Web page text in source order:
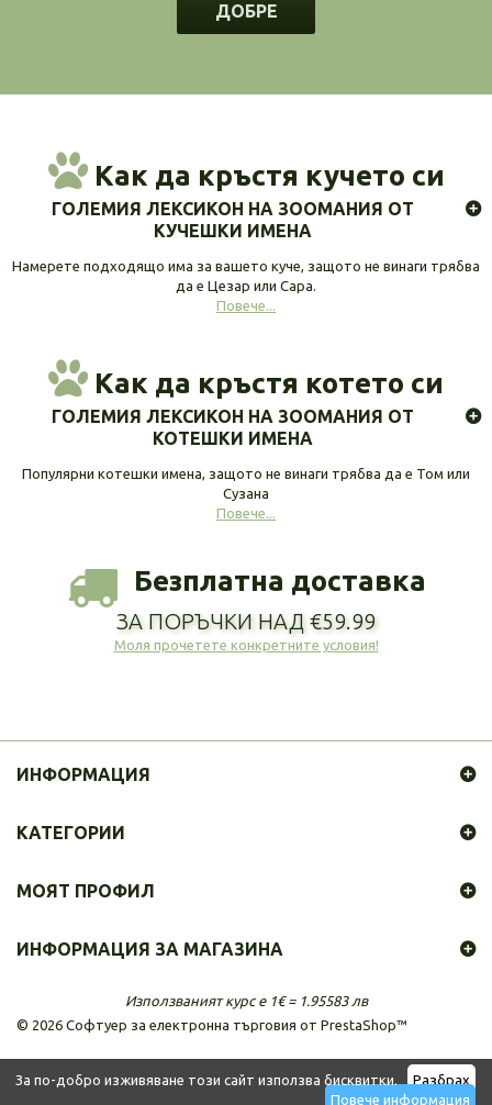
За по-добро изживяване този сайт използва бисквитки.
Разбрах
Повече информация
ДОБРЕ
Как да кръстя кучето си
ГОЛЕМИЯ ЛЕКСИКОН НА ЗООМАНИЯ ОТ
КУЧЕШКИ ИМЕНА
Намерете подходящо има за вашето куче, защото не винаги трябва
да е Цезар или Сара.
Повече...
Как да кръстя котето си
ГОЛЕМИЯ ЛЕКСИКОН НА ЗООМАНИЯ ОТ
КОТЕШКИ ИМЕНА
Популярни котешки имена, защото не винаги трябва да е Том или
Сузана
Повече...
Безплатна доставка
ЗА ПОРЪЧКИ НАД €59.99
Моля прочетете конкретните условия!
ИНФОРМАЦИЯ
© 2026 Софтуер за електронна търговия от PrestaShop™
КАТЕГОРИИ
МОЯТ ПРОФИЛ
ИНФОРМАЦИЯ ЗА МАГАЗИНА
Използваният курс е 1€ = 1.95583 лв